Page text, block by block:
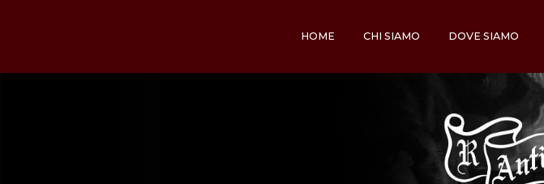
HOME CHI SIAMO DOVE SIAMO